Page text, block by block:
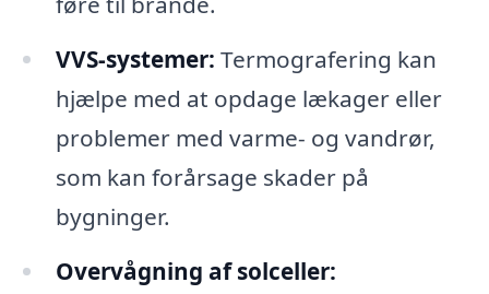
VVS-systemer: Termografering kan
hjælpe med at opdage lækager eller
problemer med varme- og vandrør,
som kan forårsage skader på
bygninger.
Overvågning af solceller: